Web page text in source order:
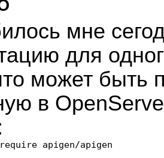
мне
для
может быть
в
apigen/apigen